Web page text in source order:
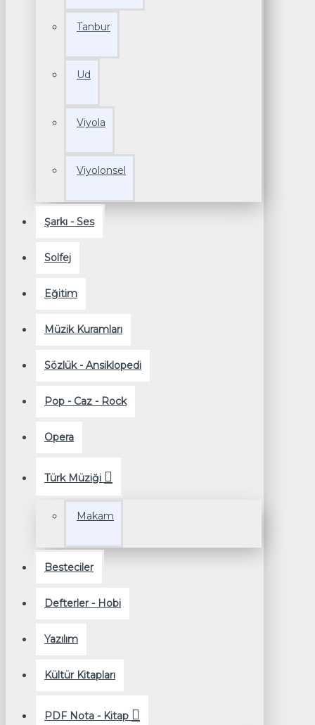
Tanbur
Ud
Viyola
Viyolonsel
Şarkı - Ses
Solfej
Eğitim
Müzik Kuramları
Sözlük - Ansiklopedi
Pop - Caz - Rock
Opera
Türk Müziği
Makam
Besteciler
Defterler - Hobi
Yazılım
Kültür Kitapları
PDF Nota - Kitap